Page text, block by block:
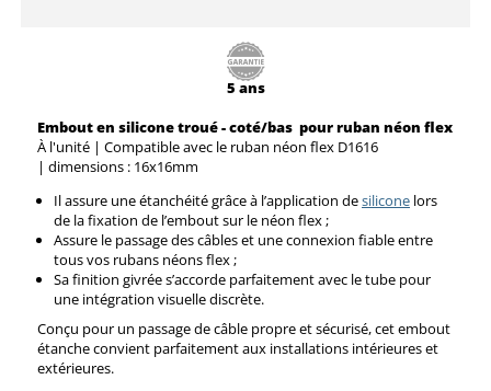
5 ans
Embout en silicone troué - coté/bas pour ruban néon flex
À l'unité | Compatible avec le ruban néon flex D1616
| dimensions : 16x16mm
Il assure une étanchéité grâce à l’application desilicone lors
de la fixation de l’embout sur le néon flex ;
Assure le passage des câbles et une connexion fiable entre
tous vos rubans néons flex ;
Sa finition givrée s’accorde parfaitement avec le tube pour
une intégration visuelle discrète.
Conçu pour un passage de câble propre et sécurisé, cet embout
étanche convient parfaitement aux installations intérieures et
extérieures.